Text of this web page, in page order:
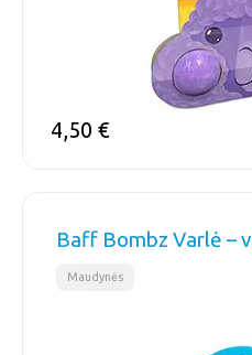
4,50 €
Baff Bombz Varlė –
Maudynės